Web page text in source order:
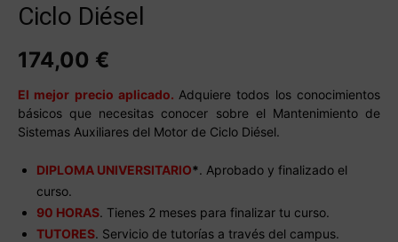
Ciclo Diésel
174,00 €
El mejor precio aplicado. Adquiere todos los conocimientos
básicos que necesitas conocer sobre el Mantenimiento de
Sistemas Auxiliares del Motor de Ciclo Diésel.
DIPLOMA UNIVERSITARIO*. Aprobado y finalizado el
curso.
90 HORAS. Tienes 2 meses para finalizar tu curso.
TUTORES. Servicio de tutorías a través del campus.